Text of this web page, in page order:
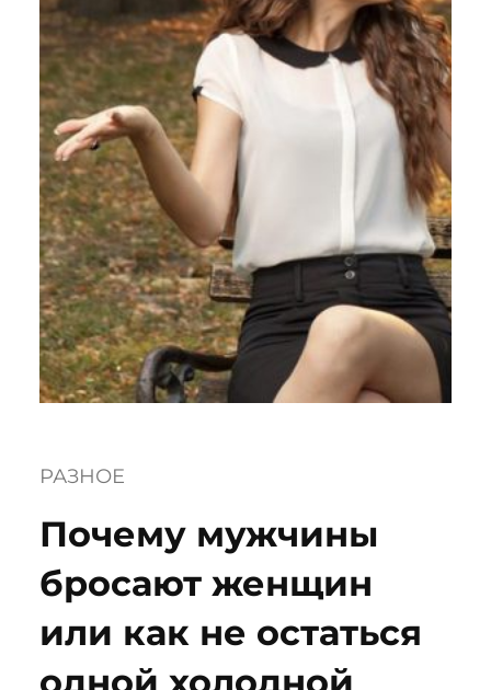
РАЗНОЕ
Почему мужчины
бросают женщин
или как не остаться